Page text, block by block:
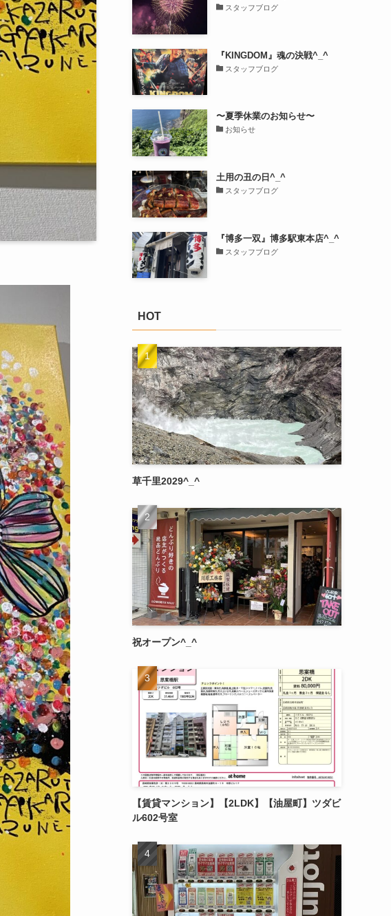
スタッフブログ
『KINGDOM』魂の決戦^_^
スタッフブログ
〜夏季休業のお知らせ〜
お知らせ
土用の丑の日^_^
スタッフブログ
『博多一双』博多駅東本店^_^
スタッフブログ
HOT
草千里2029^_^
祝オープン^_^
【賃貸マンション】【2LDK】【油屋町】ツダビ
ル602号室